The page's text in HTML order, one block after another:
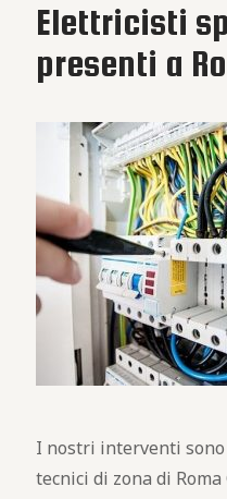
Elettricisti
presenti a
I nostri interventi
tecnici di zona di